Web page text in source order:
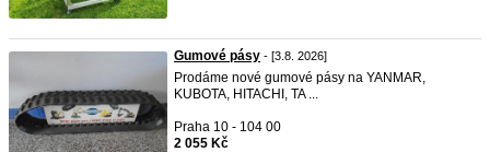
Gumové pásy - [3.8. 2026]
Prodáme nové gumové pásy na YANMAR,
KUBOTA, HITACHI, TA ...
Praha 10 - 104 00
2 055 Kč